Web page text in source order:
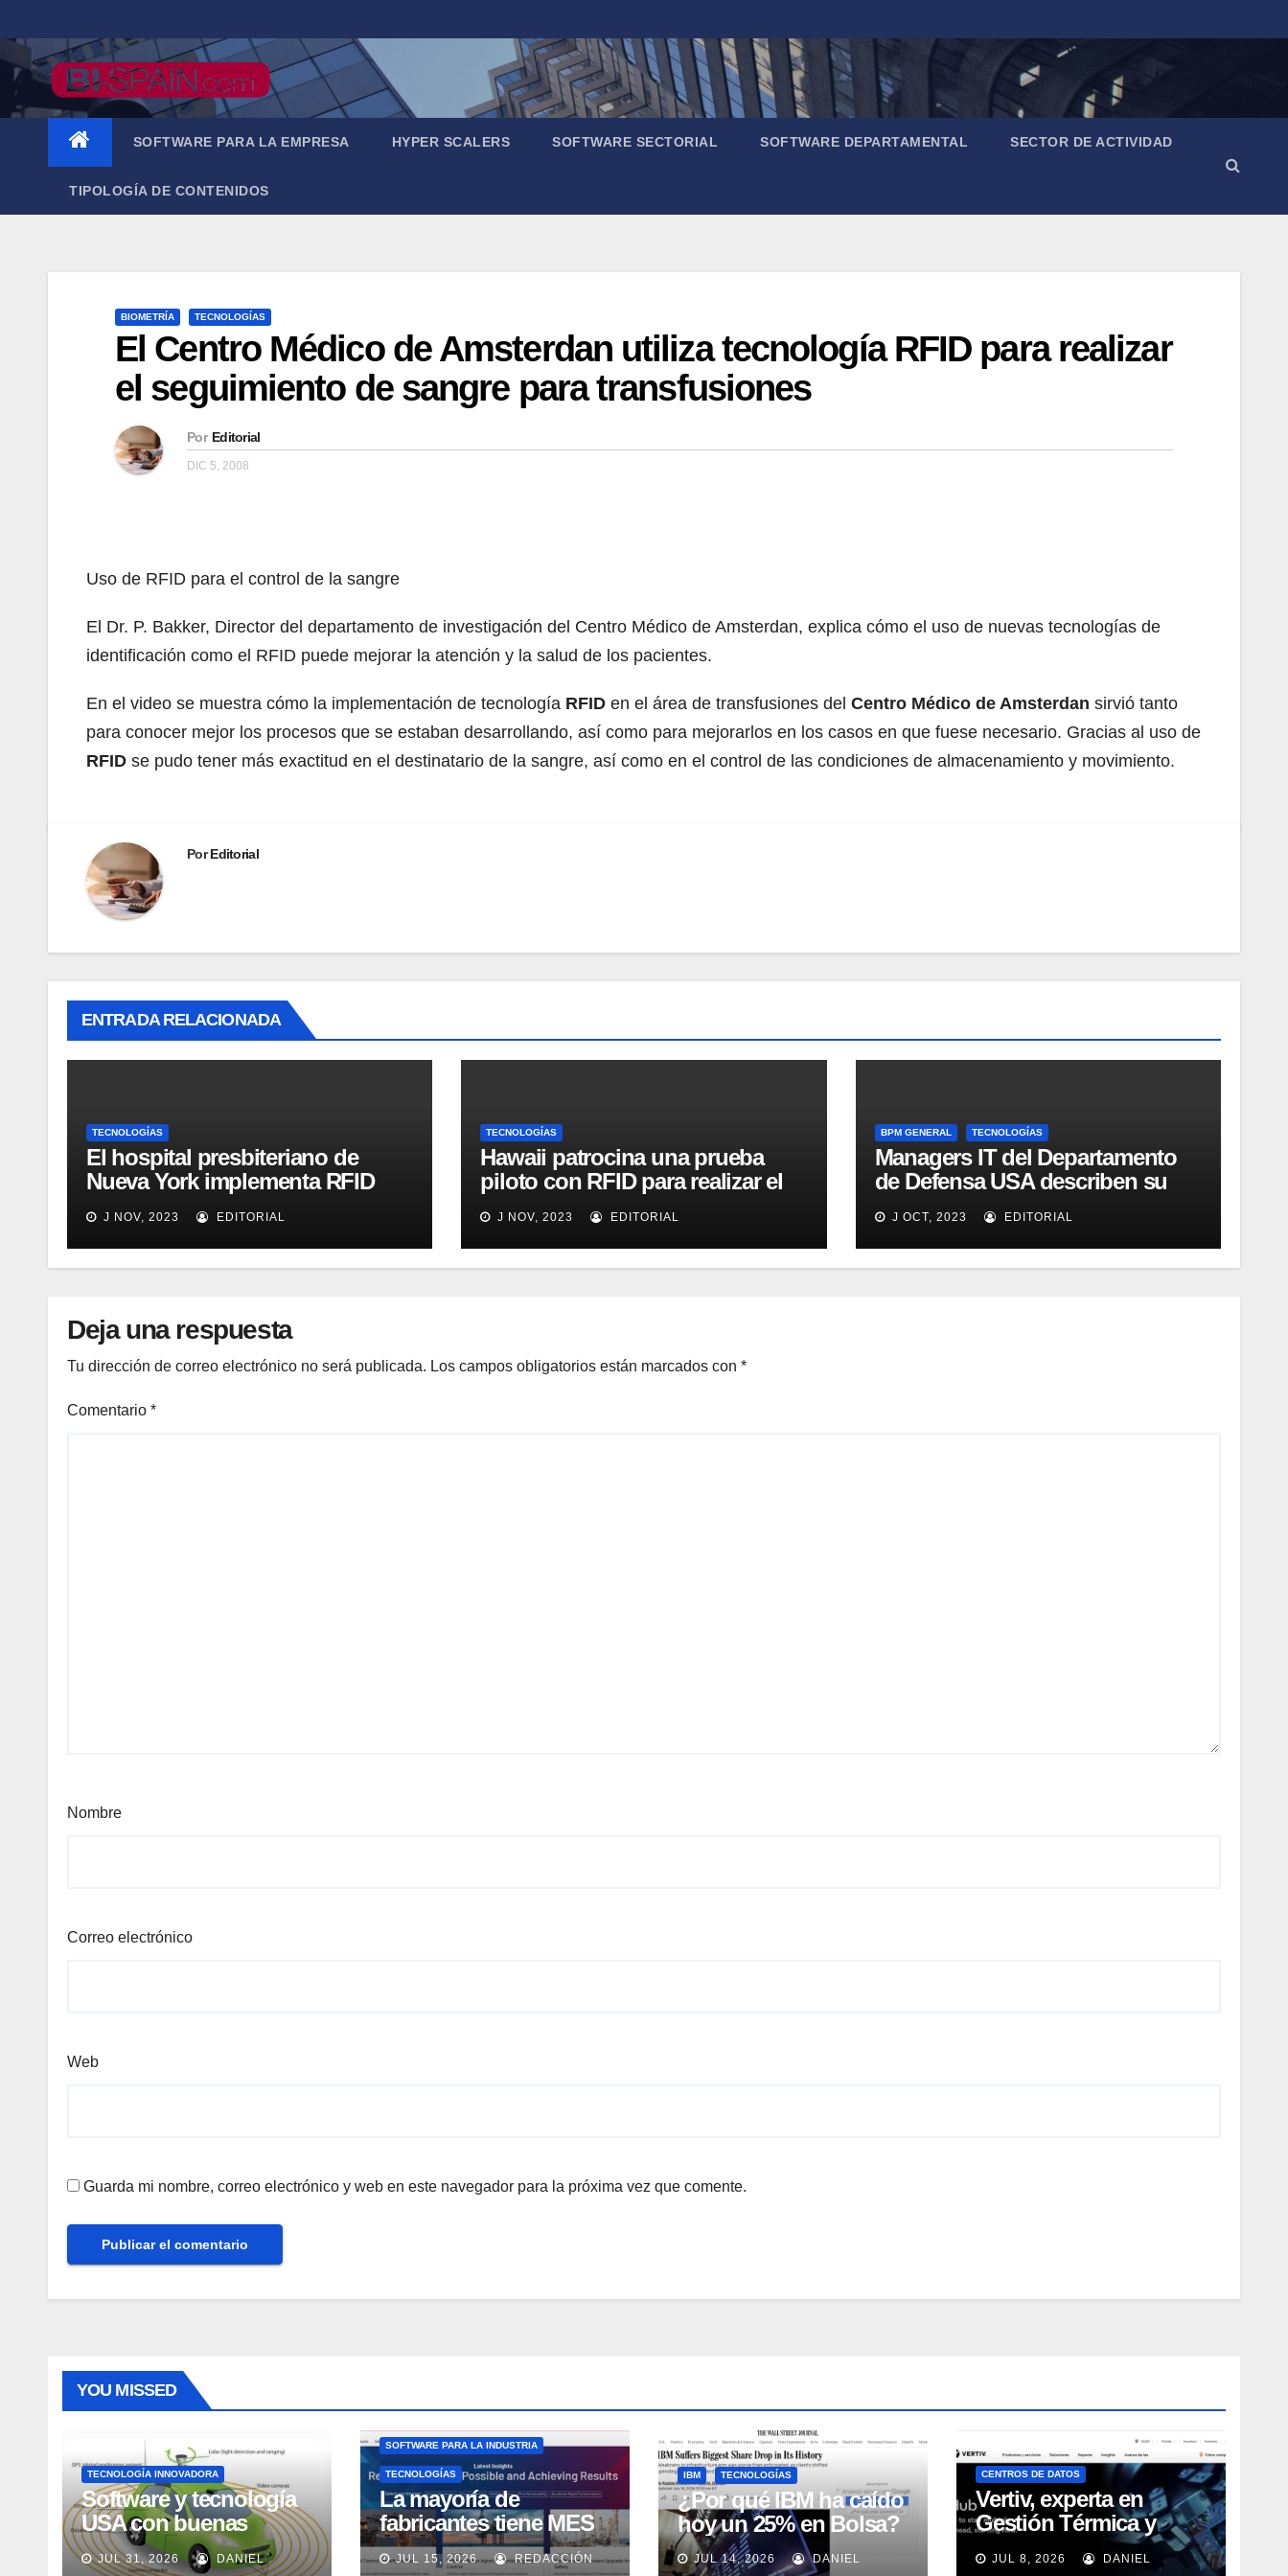
al
contenido
SOFTWARE PARA LA EMPRESA HYPER SCALERS SOFTWARE SECTORIAL SOFTWARE DEPARTAMENTAL SECTOR DE ACTIVIDAD
TIPOLOGÍA DE CONTENIDOS
BIOMETRÍA TECNOLOGÍAS
El Centro Médico de Amsterdan utiliza tecnología RFID para realizar
el seguimiento de sangre para transfusiones
Por Editorial
DIC 5, 2008
Uso de RFID para el control de la sangre
El Dr. P. Bakker, Director del departamento de investigación del Centro Médico de Amsterdan, explica cómo el uso de nuevas tecnologías de
identificación como el RFID puede mejorar la atención y la salud de los pacientes.
En el video se muestra cómo la implementación de tecnología RFID en el área de transfusiones del Centro Médico de Amsterdan sirvió tanto
para conocer mejor los procesos que se estaban desarrollando, así como para mejorarlos en los casos en que fuese necesario. Gracias al uso de
RFID se pudo tener más exactitud en el destinatario de la sangre, así como en el control de las condiciones de almacenamiento y movimiento.
PorEditorial
ENTRADA RELACIONADA
TECNOLOGÍAS
El hospital presbiteriano de
Nueva York implementa RFID
para mejorar el proceso de
inventario de equipamiento
médico
J NOV, 2023 EDITORIAL
TECNOLOGÍAS
Hawaii patrocina una prueba
piloto con RFID para realizar el
seguimiento y control de
alimentos
J NOV, 2023 EDITORIAL
BPM GENERAL TECNOLOGÍAS
Managers IT del Departamento
de Defensa USA describen su
implementación SOA
J OCT, 2023 EDITORIAL
Deja una respuesta
Tu dirección de correo electrónico no será publicada. Los campos obligatorios están marcados con *
Comentario *
Nombre
Correo electrónico
Web
Guarda mi nombre, correo electrónico y web en este navegador para la próxima vez que comente.
YOU MISSED
TECNOLOGÍA INNOVADORA
Software y tecnología
USA con buenas
expectativas en ventas
en los próximos 2
JUL 31, 2026 DANIEL
SOFTWARE PARA LA INDUSTRIA
TECNOLOGÍAS
La mayoría de
fabricantes tiene MES
pero no lo usa
adecuadamente, según
JUL 15, 2026 REDACCIÓN
IBM TECNOLOGÍAS
¿Por qué IBM ha caído
hoy un 25% en Bolsa?
JUL 14, 2026 DANIEL
CENTROS DE DATOS
Vertiv, experta en
Gestión Térmica y
energía de Centros de
Datos, sigue su
JUL 8, 2026 DANIEL